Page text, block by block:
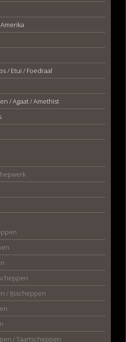
/ Etui / Foedraal
/ Agaat / Amethist
/ IJsscheppen
/ Taartscheppen